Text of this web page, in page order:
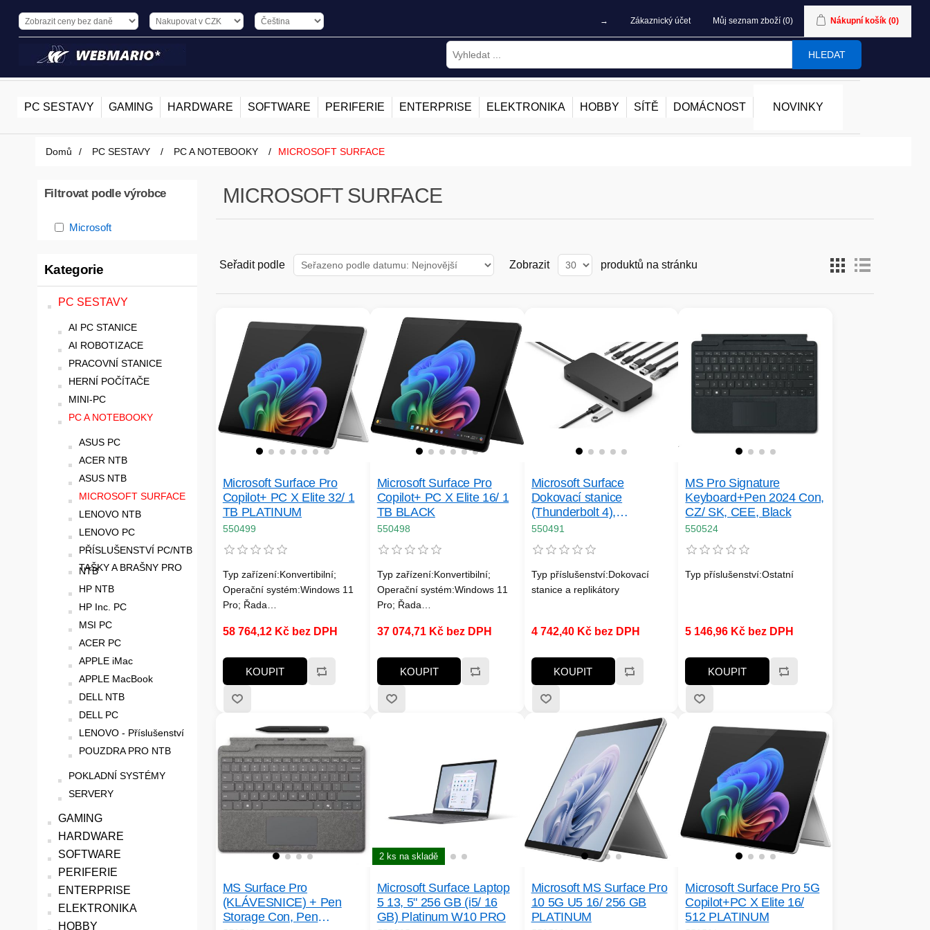
→ Zákaznický účet Můj seznam zboží (0) Nákupní košík (0)
HLEDAT
PC SESTAVY GAMING HARDWARE SOFTWARE PERIFERIE ENTERPRISE ELEKTRONIKA HOBBY SÍTĚ DOMÁCNOST NOVINKY
Domů / PC SESTAVY / PC A NOTEBOOKY / MICROSOFT SURFACE
Filtrovat podle výrobce
Microsoft
Kategorie
PC SESTAVY
AI PC STANICE
AI ROBOTIZACE
PRACOVNÍ STANICE
HERNÍ POČÍTAČE
MINI-PC
PC A NOTEBOOKY
ASUS PC
ACER NTB
ASUS NTB
MICROSOFT SURFACE
LENOVO NTB
LENOVO PC
PŘÍSLUŠENSTVÍ PC/NTB
TAŠKY A BRAŠNY PRO
NTB
HP NTB
HP Inc. PC
MSI PC
ACER PC
APPLE iMac
APPLE MacBook
DELL NTB
DELL PC
LENOVO - Příslušenství
POUZDRA PRO NTB
POKLADNÍ SYSTÉMY
SERVERY
GAMING
HARDWARE
SOFTWARE
PERIFERIE
ENTERPRISE
ELEKTRONIKA
HOBBY
MICROSOFT SURFACE
Seřadit podle Zobrazit produktů na stránku
Microsoft Surface Pro
Copilot+ PC X Elite 32/ 1
TB PLATINUM
550499
Typ zařízení:Konvertibilní;
Operační systém:Windows 11
Pro; Řada
Snapdragon; Velikost paměti
displeje:2880x1920; Formát
obrazovky:3:2; Typ disku:SSD;
SSD Kapacita (GB):1000;
Rozhraní:USB Type-C;
Výbava:Wi-Fi, BlueTooth,
Dotykový displej, Web kamera;
Hmotnost notebooku:Nižší než
1.5 kg
58 764,12 Kč bez DPH
KOUPIT
Microsoft Surface Pro
Copilot+ PC X Elite 16/ 1
TB BLACK
550498
Typ zařízení:Konvertibilní;
Operační systém:Windows 11
Pro; Řada
Snapdragon; Velikost paměti
displeje:2880x1920; Formát
obrazovky:3:2; Typ disku:SSD;
SSD Kapacita (GB):1000;
Rozhraní:USB Type-C;
Hmotnost notebooku:Nižší než
37 074,71 Kč bez DPH
KOUPIT
Microsoft Surface
Dokovací stanice
(Thunderbolt 4),
Commercial
550491
Typ příslušenství:Dokovací
stanice a replikátory
4 742,40 Kč bez DPH
KOUPIT
MS Pro Signature
Keyboard+Pen 2024 Con,
CZ/ SK, CEE, Black
550524
Typ příslušenství:Ostatní
5 146,96 Kč bez DPH
KOUPIT
MS Surface Pro
(KLÁVESNICE) + Pen
Storage Con, Pen
2 ks na skladě
Microsoft Surface Laptop
5 13, 5" 256 GB (i5/ 16
GB) Platinum W10 PRO
Microsoft MS Surface Pro
10 5G U5 16/ 256 GB
PLATINUM
Microsoft Surface Pro 5G
Copilot+PC X Elite 16/
512 PLATINUM